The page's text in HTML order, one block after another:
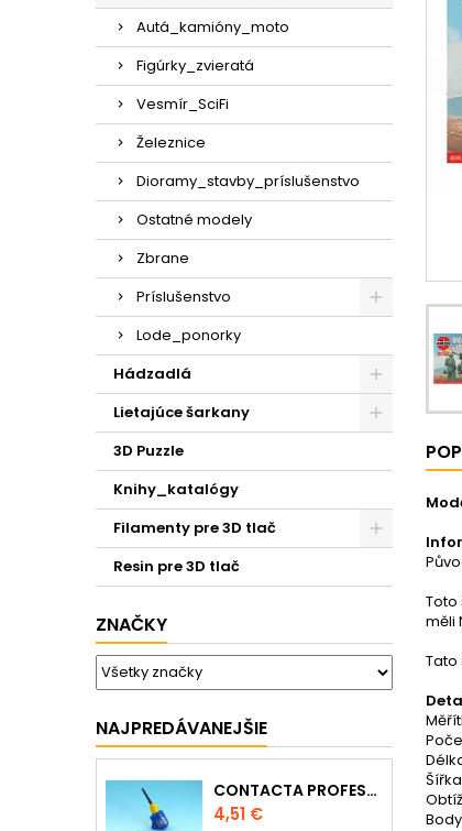
Autá_kamióny_moto
Figúrky_zvieratá
Vesmír_SciFi
Železnice
Dioramy_stavby_príslušenstvo
Ostatné modely
Zbrane
Príslušenstvo
Lode_ponorky
Hádzadlá
Lietajúce šarkany
3D Puzzle
Knihy_katalógy
Filamenty pre 3D tlač
Resin pre 3D tlač
ZNAČKY
NAJPREDÁVANEJŠIE
CONTACTA PROFESSIONAL MINI 39608 - 12,5G
Cena
4,51 €
Toto
měli
Tato